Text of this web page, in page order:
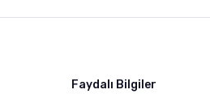
Faydalı Bilgiler